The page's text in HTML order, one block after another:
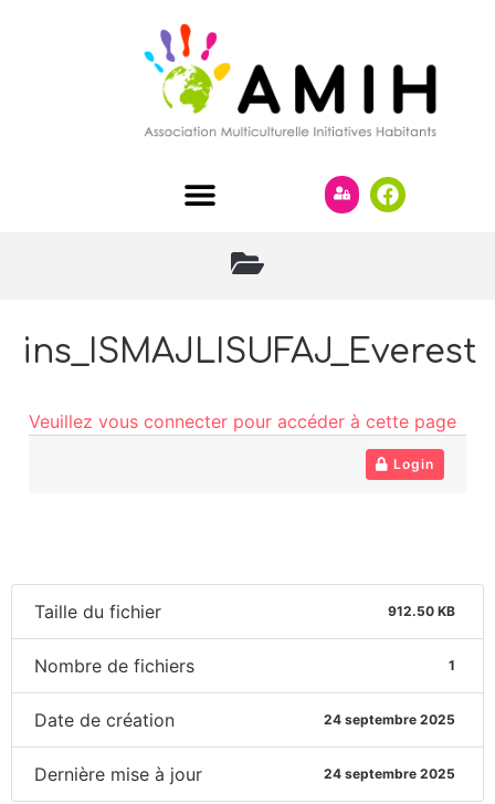
ins_ISMAJLISUFAJ_Everest
Veuillez vous connecter pour accéder à cette page
Login
Taille du fichier 912.50 KB
Nombre de fichiers 1
Date de création 24 septembre 2025
Dernière mise à jour 24 septembre 2025